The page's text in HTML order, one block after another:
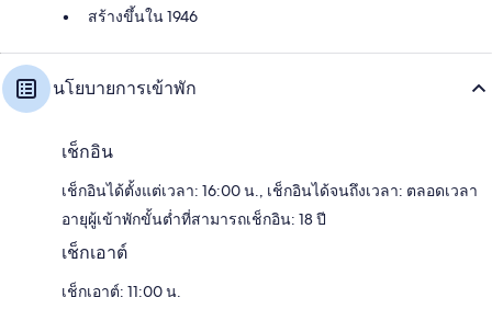
สร้างขึ้นใน 1946
นโยบายการเข้าพัก
เช็กอิน
เช็กอินได้ตั้งแต่เวลา: 16:00 น., เช็กอินได้จนถึงเวลา: ตลอดเวลา
อายุผู้เข้าพักขั้นต่ำที่สามารถเช็กอิน: 18 ปี
เช็กเอาต์
เช็กเอาต์: 11:00 น.